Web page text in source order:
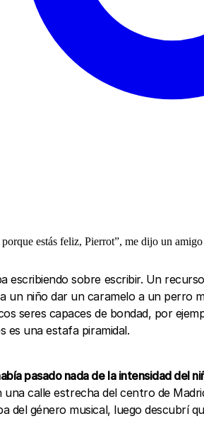
estás feliz, Pierrot”, me dijo un amigo
escribiendo sobre escribir. Un
niño dar un caramelo a un perro
seres capaces de bondad, por
es una estafa piramidal.
pasado nada de la intensidad del
una calle estrecha del centro de
del género musical, luego descubrí